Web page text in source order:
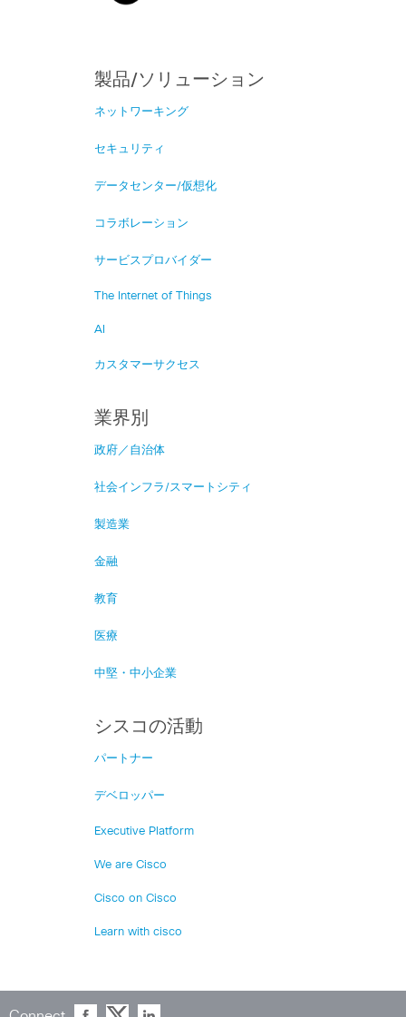
製品/ソリューション
ネットワーキング
セキュリティ
データセンター/仮想化
コラボレーション
サービスプロバイダー
The Internet of Things
AI
カスタマーサクセス
業界別
政府／自治体
社会インフラ/スマートシティ
製造業
金融
教育
医療
中堅・中小企業
シスコの活動
パートナー
デベロッパー
Executive Platform
We are Cisco
Cisco on Cisco
Learn with cisco